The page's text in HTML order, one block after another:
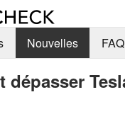
Nouvelles FAQ
dépasser